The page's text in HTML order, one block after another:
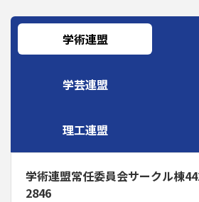
学術連盟
学芸連盟
理工連盟
学術連盟常任委員会サークル棟
2846